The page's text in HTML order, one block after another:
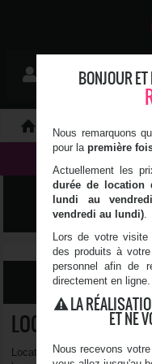
Se connecter
LOCATION DE JEU
Location de jeux, types
BONJOUR
Nous remarquons
pour la première
Actuellement les
durée de location
lundi au
vendredi au lundi).
Lors de votre
des produits à
personnel afin de
directement en ligne.
LA
ET NE
Nous recevons